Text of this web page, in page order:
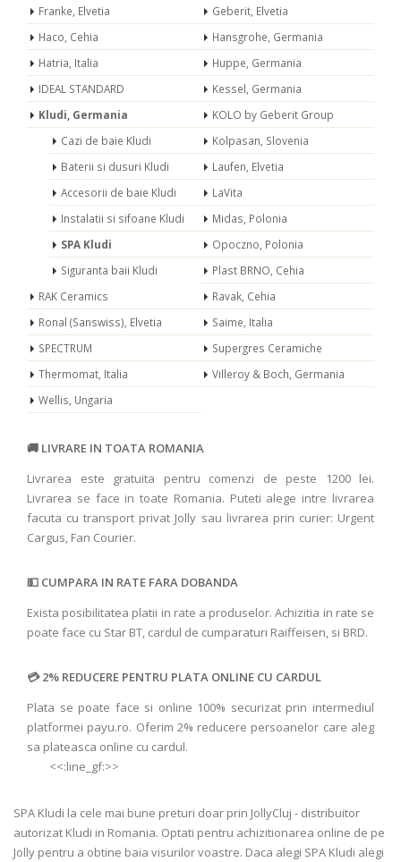
Franke, Elvetia
Geberit, Elvetia
Haco, Cehia
Hansgrohe, Germania
Hatria, Italia
Huppe, Germania
IDEAL STANDARD
Kessel, Germania
Kludi, Germania
Cazi de baie Kludi
Baterii si dusuri Kludi
Accesorii de baie Kludi
Instalatii si sifoane Kludi
SPA Kludi
Siguranta baii Kludi
KOLO by Geberit Group
Kolpasan, Slovenia
Laufen, Elvetia
LaVita
Midas, Polonia
Opoczno, Polonia
Plast BRNO, Cehia
RAK Ceramics
Ravak, Cehia
Ronal (Sanswiss), Elvetia
Saime, Italia
SPECTRUM
Supergres Ceramiche
Thermomat, Italia
Villeroy & Boch, Germania
Wellis, Ungaria
LIVRARE IN TOATA ROMANIA
Livrarea este gratuita pentru comenzi de peste 1200 lei.
Livrarea se face in toate Romania. Puteti alege intre livrarea
facuta cu transport privat Jolly sau livrarea prin curier: Urgent
Cargus, Fan Courier.
CUMPARA IN RATE FARA DOBANDA
Exista posibilitatea platii in rate a produselor. Achizitia in rate se
poate face cu Star BT, cardul de cumparaturi Raiffeisen, si BRD.
2% REDUCERE PENTRU PLATA ONLINE CU CARDUL
Plata se poate face si online 100% securizat prin intermediul
platformei payu.ro. Oferim 2% reducere persoanelor care aleg
sa plateasca online cu cardul.
<<:line_gf:>>
SPA Kludi la cele mai bune preturi doar prin JollyCluj - distribuitor
autorizat Kludi in Romania. Optati pentru achizitionarea online de pe
Jolly pentru a obtine baia visurilor voastre. Daca alegi SPA Kludi alegi